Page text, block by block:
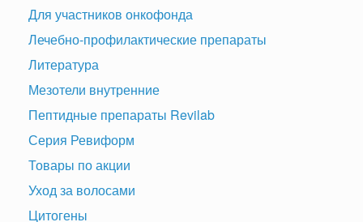
Для участников онкофонда
Лечебно-профилактические препараты
Литература
Мезотели внутренние
Пептидные препараты Revilab
Серия Ревиформ
Товары по акции
Уход за волосами
Цитогены